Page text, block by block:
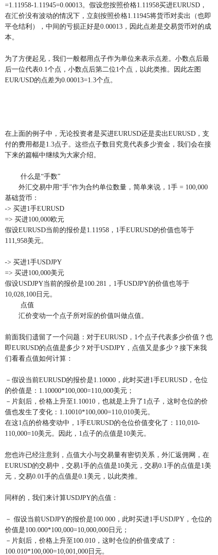
=1.11958-1.11945=0.00013。假设您按照价格1.11958买进EURUSD，
在汇价没有波动的情况下，立刻按照价格1.11945将货币对卖出（也即
平仓结利），中间的亏损正好是0.00013，因此点差是交易货币对的成
本。
为了方便起见，我们一般都用点子作为单位来表示点差。小数点后最
后一位代表0.1个点，小数点后第二位1个点，以此类推。因此左图
EUR/USD的点差为0.00013=1.3个点。
在上面的例子中，无论投资者是买进EURUSD还是卖出EURUSD，支
付的费用都是1.3点子。这些点子数目究竟代表多少资金，我们会在接
下来的篇幅中继续为大家介绍。
什么是“手数”
外汇交易中用“手”作为合约单位数量，简单来说，1手 = 100,000
基础货币：
-> 买进1手EURUSD
=> 买进100,000欧元
假设EURUSD当前的报价是1.11958，1手EURUSD的价值也等于
111,958美元。
-> 买进1手USDJPY
=> 买进100,000美元
假设USDJPY当前的报价是100.281，1手USDJPY的价值也等于
10,028,100日元。
点值
汇价变动一个点子所对应的价值叫做点值。
前面我们遗留了一个问题：对于EURUSD，1个点子代表多少价值？也
即EURUSD的点值是多少？对于USDJPY，点值又是多少？接下来我
们看看点值如何计算：
－假设当前EURUSD的报价是1.10000，此时买进1手EURUSD，仓位
的价值是：1.10000*100,000=110,000美元；
－片刻后，价格上升至1.10010，也就是上升了1点子，这时仓位的价
值也发生了变化：1.10010*100,000=110,010美元。
在这1点的价格变动中，1手EURUSD的仓位价值变化了：110,010-
110,000=10美元。因此，1点子的点值是10美元。
您也许已经注意到，点值大小与交易量有密切关系，外汇返佣网，在
EURUSD的交易中，交易1手的点值是10美元，交易0.1手的点值是1美
元，交易0.01手的点值是0.1美元，以此类推。
同样的，我们来计算USDJPY的点值：
－ 假设当前USDJPY的报价是100.000，此时买进1手USDJPY，仓位的
价值是100.000*100,000=10,000,000日元；
－片刻后，价格上升至100.010，这时仓位的价值变成了：
100.010*100,000=10,001,000日元。